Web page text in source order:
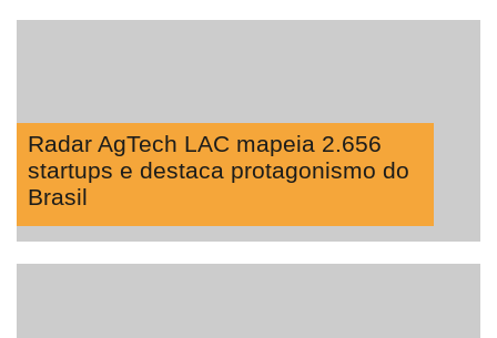
Radar AgTech LAC mapeia 2.656
startups e destaca protagonismo do
Brasil